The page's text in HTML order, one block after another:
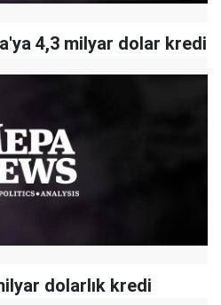
4,3 milyar dolar kredi
dolarlık kredi